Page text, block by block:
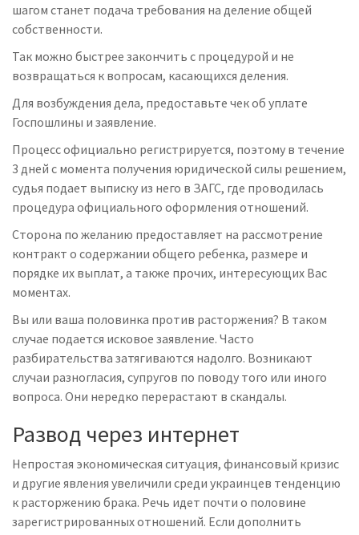
шагом станет подача требования на деление общей
собственности.
Так можно быстрее закончить с процедурой и не
возвращаться к вопросам, касающихся деления.
Для возбуждения дела, предоставьте чек об уплате
Госпошлины и заявление.
Процесс официально регистрируется, поэтому в течение
3 дней с момента получения юридической силы решением,
судья подает выписку из него в ЗАГС, где проводилась
процедура официального оформления отношений.
Сторона по желанию предоставляет на рассмотрение
контракт о содержании общего ребенка, размере и
порядке их выплат, а также прочих, интересующих Вас
моментах.
Вы или ваша половинка против расторжения? В таком
случае подается исковое заявление. Часто
разбирательства затягиваются надолго. Возникают
случаи разногласия, супругов по поводу того или иного
вопроса. Они нередко перерастают в скандалы.
Развод через интернет
Непростая экономическая ситуация, финансовый кризис
и другие явления увеличили среди украинцев тенденцию
к расторжению брака. Речь идет почти о половине
зарегистрированных отношений. Если дополнить